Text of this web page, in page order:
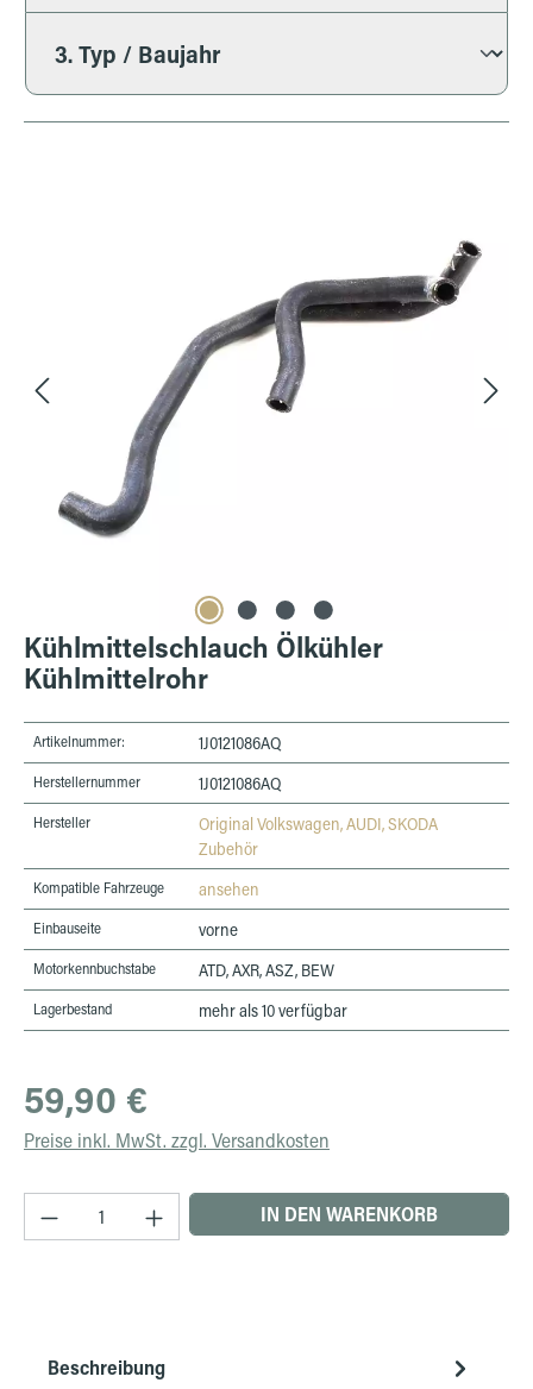
Kühlmittelschlauch Ölkühler
Kühlmittelrohr
Artikelnummer: 1J0121086AQ
Herstellernummer 1J0121086AQ
Hersteller
Original Volkswagen, AUDI, SKODA
Zubehör
Kompatible Fahrzeuge ansehen
Einbauseite vorne
Motorkenn­buchstabe ATD, AXR, ASZ, BEW
Lagerbestand mehr als 10 verfügbar
Regulärer Preis:
59,90 €
Preise inkl. MwSt. zzgl. Versandkosten
Produkt Anzahl: Gib den gewünschten Wert
IN DEN WARENKORB
Beschreibung